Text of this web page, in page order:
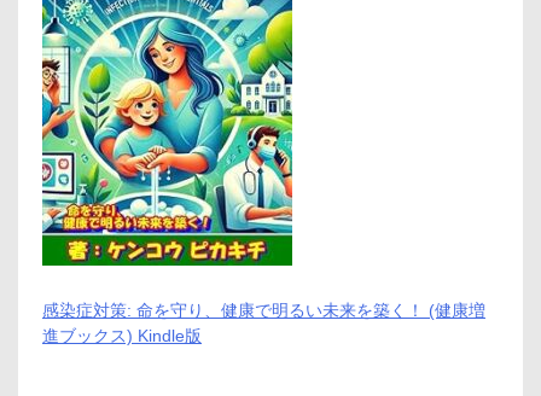
感染症対策: 命を守り、健康で明るい未来を築く！ (健康増
進ブックス) Kindle版